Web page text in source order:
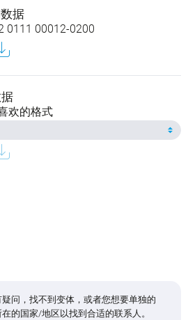
据
0111 00012-0200
欢的格式
问，找不到变体，或者您想要单独的
的国家/地区以找到合适的联系人。